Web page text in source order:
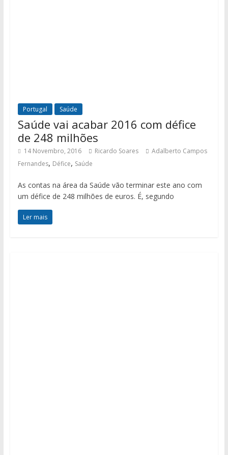
Portugal Saúde
Saúde vai acabar 2016 com défice
de 248 milhões
14 Novembro, 2016 Ricardo Soares
Adalberto Campos
Fernandes, Défice, Saúde
As contas na área da Saúde vão terminar este ano com
um défice de 248 milhões de euros. É, segundo
Ler mais